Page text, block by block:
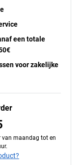
een totale
voor zakelijke
van maandag tot en